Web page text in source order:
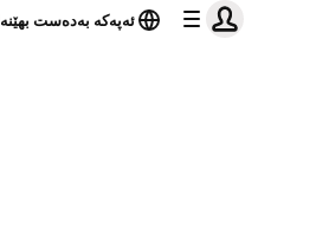
ئەپەکە بەدەست بهێنە